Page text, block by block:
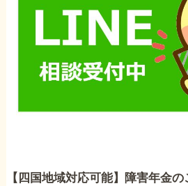
【四国地域対応可能】障害年金